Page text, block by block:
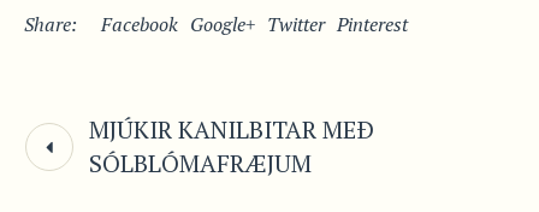
Share: Facebook Google+ Twitter Pinterest
MJÚKIR KANILBITAR MEÐ
SÓLBLÓMAFRÆJUM